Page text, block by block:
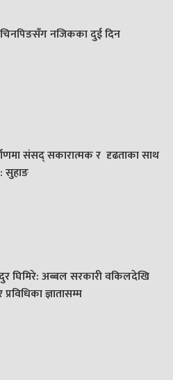
चिनपिङसँग नजिकका दुई दिन
संसद् सकारात्मक र दृढताका साथ
सुहाङ
घिमिरे: अब्बल सरकारी वकिलदेखि
ज्ञातासम्म